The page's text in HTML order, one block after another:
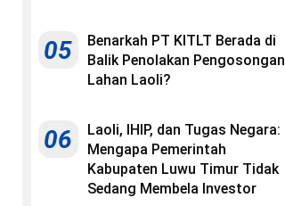
05
Benarkah PT KITLT Berada di
Balik Penolakan Pengosongan
Lahan Laoli?
06
Laoli, IHIP, dan Tugas Negara:
Mengapa Pemerintah
Kabupaten Luwu Timur Tidak
Sedang Membela Investor